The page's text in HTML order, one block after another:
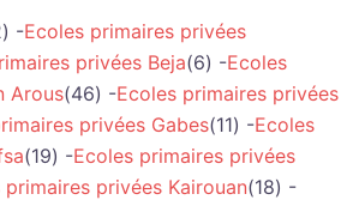
-Ecoles primaires privées
privées Beja(6) -Ecoles
Arous(46) -Ecoles primaires privées
privées Gabes(11) -Ecoles
(19) -Ecoles primaires privées
primaires privées Kairouan(18) -